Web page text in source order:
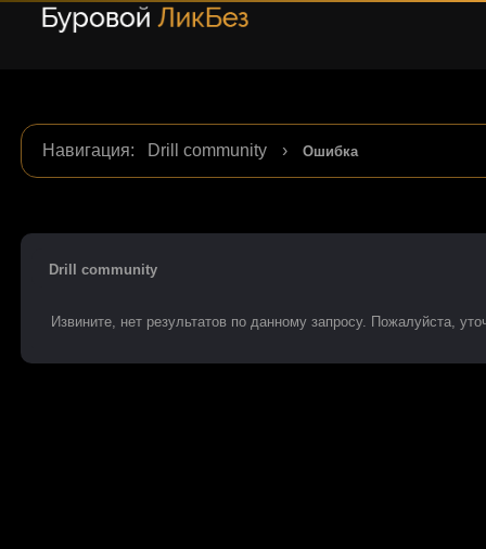
Навигация: Drill community › Ошибка
Drill community
Извините, нет результатов по данному запросу. Пожалуйста,